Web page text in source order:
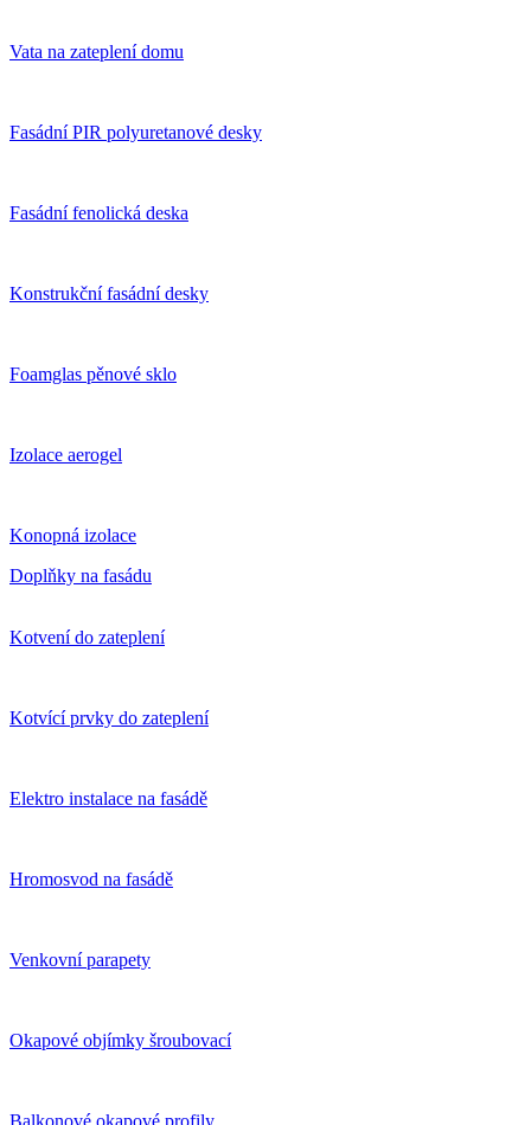
Vata na zateplení domu
Fasádní PIR polyuretanové desky
Fasádní fenolická deska
Konstrukční fasádní desky
Foamglas pěnové sklo
Izolace aerogel
Konopná izolace
Doplňky na fasádu
Kotvení do zateplení
Kotvící prvky do zateplení
Elektro instalace na fasádě
Hromosvod na fasádě
Venkovní parapety
Okapové objímky šroubovací